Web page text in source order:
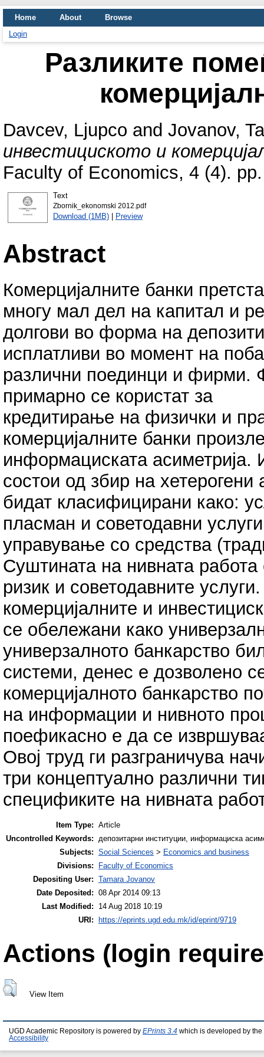
Home About
Browse
Login
Разликите
Davcev, Ljupco and Jovanov,
инвестициското и
Faculty of Economics, 4 (4).
Text
Zbornik_ekonomski 2012.pdf
Download (1MB)| Preview
Abstract
Комерцијалните банки
многу мал дел на капитал и
долгови во форма на
исплатливи во момент на
различни поединци и фирми.
примарно се користат за
кредитирање на физички и
комерцијалните банки
информациската асиметрија.
состои од збир на
бидат класифицирани како:
пласман и советодавни
управување со средства
Суштината на нивната
ризик и советодавните
комерцијалните и
се oбележани како
универзалното банкарство
системи, денес е дозволено
комерцијалното банкарство
на информации и нивното
поефикасно е да се
Овој труд ги разграничува
три концептуално различни
спецификите на нивната
Item Type: Article
Uncontrolled Keywords: депозитарни институции, информациска
Subjects: Social Sciences > Economics and business
Divisions:
Faculty of Economics
Depositing User: Tamara Jovanov
Date Deposited: 08 Apr 2014 09:13
Last Modified:
14 Aug 2018 10:19
URI:
https://eprints.ugd.edu.mk/id/eprint/9719
Actions (login
View Item
UGD Academic Repository is powered by EPrints 3.4 which is developed by the
Accessibility